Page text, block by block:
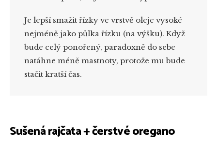
Je lepší smažit řízky ve vrstvě oleje vysoké
nejméně jako půlka řízku (na výšku). Když
bude celý ponořený, paradoxně do sebe
natáhne méně mastnoty, protože mu bude
stačit kratší čas.
Sušená rajčata + čerstvé oregano